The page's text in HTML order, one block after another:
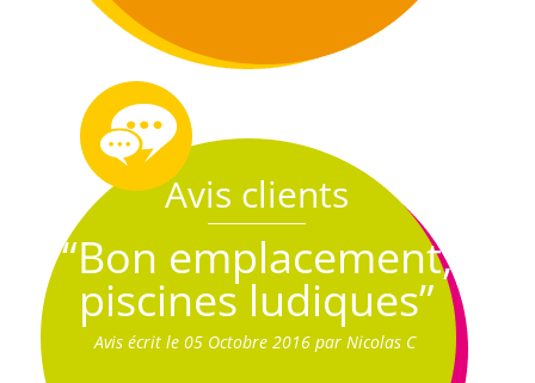
Avis clients
“Bon emplacement,
piscines ludiques”
Avis écrit le 05 Octobre 2016 par Nicolas C